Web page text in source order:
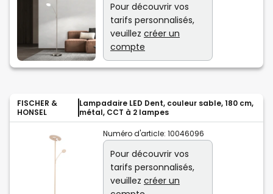
Pour découvrir vos
tarifs personnalisés,
veuillez créer un
compte
FISCHER &
HONSEL
Lampadaire LED Dent, couleur sable, 180 cm,
métal, CCT à 2 lampes
Numéro d'article: 10046096
Pour découvrir vos
tarifs personnalisés,
veuillez créer un